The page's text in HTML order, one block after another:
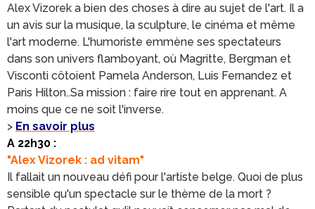
Alex Vizorek a bien des choses à dire au sujet de l'art. Il a
un avis sur la musique, la sculpture, le cinéma et même
l'art moderne. L'humoriste emmène ses spectateurs
dans son univers flamboyant, où Magritte, Bergman et
Visconti côtoient Pamela Anderson, Luis Fernandez et
Paris Hilton..Sa mission : faire rire tout en apprenant. A
moins que ce ne soit l'inverse.
> En savoir plus
A 22h30 :
"Alex Vizorek : ad vitam"
Il fallait un nouveau défi pour l'artiste belge. Quoi de plus
sensible qu'un spectacle sur le thème de la mort ?